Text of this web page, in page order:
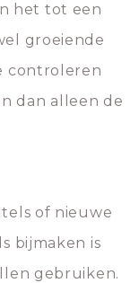
het tot een
groeiende
controleren
dan alleen de
of nieuwe
bijmaken is
gebruiken.